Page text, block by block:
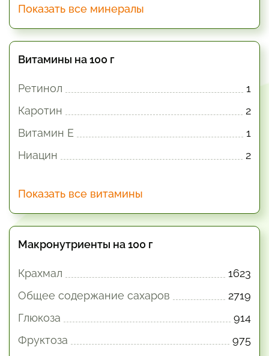
Показать все минералы
Витамины на 100 г
Ретинол
1
Каротин
2
Витамин E
1
Ниацин
2
Показать все витамины
Макронутриенты на 100 г
Крахмал
1623
Общее содержание сахаров
2719
Глюкоза
914
Фруктоза
975